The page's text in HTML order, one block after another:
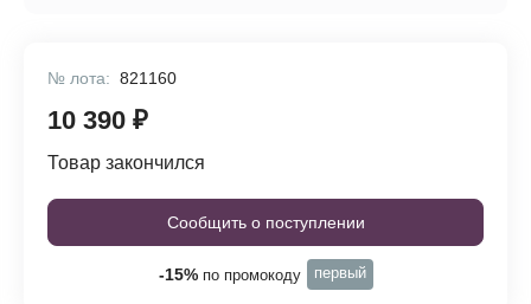
№ лота: 821160
10 390 ₽
Товар закончился
Сообщить о поступлении
-15%по промокоду первый